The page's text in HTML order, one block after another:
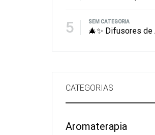
5 SEM CATEGORIA
CATEGORIAS
Aromaterapia